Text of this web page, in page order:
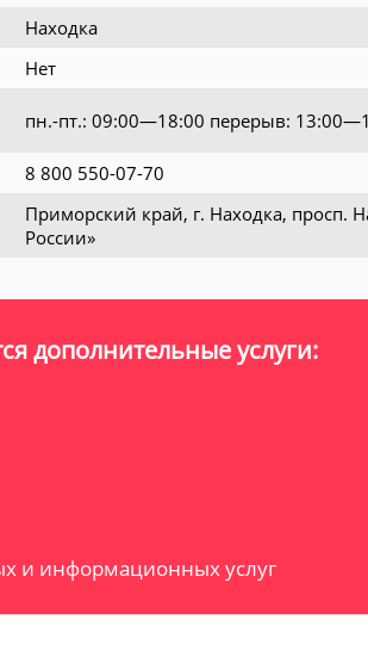
Находка
Нет
пн.-пт.: 09:00—18:00 перерыв:
8 800 550-07-70
Приморский край, г. Находка, просп.
России»
дополнительные услуги:
и информационных услуг